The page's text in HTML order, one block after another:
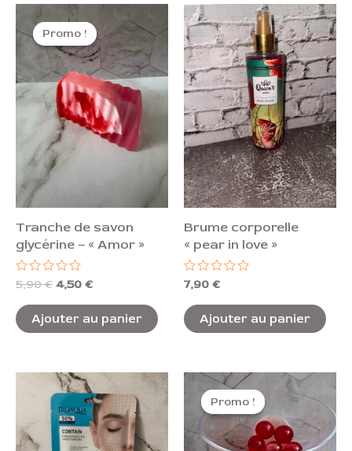
Promo !
Promo !
Tranche de savon
glycérine – « Amor »
Note
sur
5
5,90€
Le
prix
initial
était :
5,90 €.
4,50 €
prix
actuel
est :
4,50 €.
Ajouter au panier
Brume corporelle
« pear in love »
Note
0
sur
5
7,90 €
Ajouter au panier
Promo !
Promo !
Le
prix
initial
était :
0,70 €.
prix
actuel
est :
0,40 €.